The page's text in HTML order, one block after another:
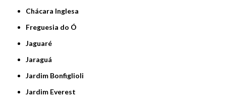
Chácara Inglesa
Freguesia do Ó
Jaguaré
Jaraguá
Jardim Bonfiglioli
Jardim Everest